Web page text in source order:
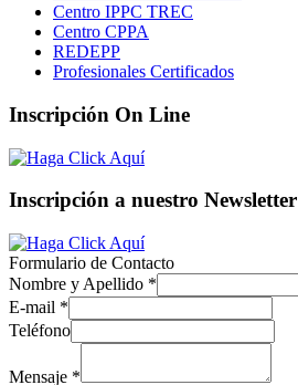
Centro IPPC TREC
Centro CPPA
REDEPP
Profesionales Certificados
Inscripción On Line
Inscripción a nuestro Newsletter
Formulario de Contacto
Nombre y Apellido *
E-mail *
Teléfono
Mensaje *